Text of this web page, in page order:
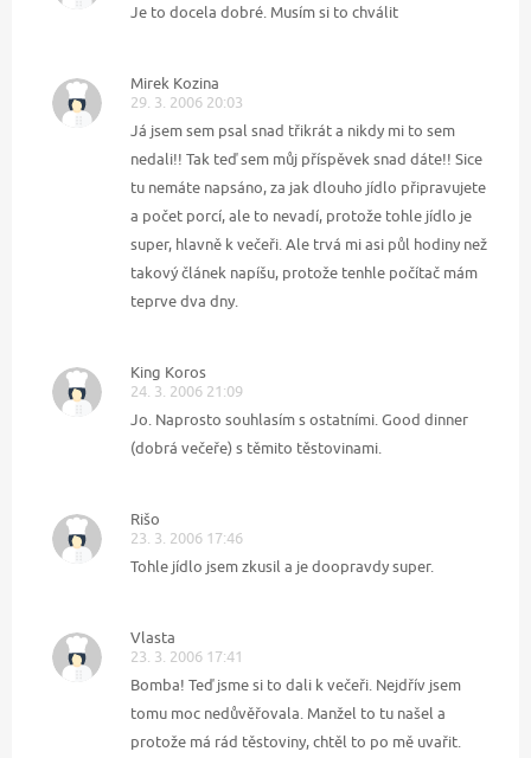
Je to docela dobré. Musím si to chválit
Mirek Kozina
29. 3. 2006 20:03
Já jsem sem psal snad třikrát a nikdy mi to sem
nedali!! Tak teď sem můj příspěvek snad dáte!! Sice
tu nemáte napsáno, za jak dlouho jídlo připravujete
a počet porcí, ale to nevadí, protože tohle jídlo je
super, hlavně k večeři. Ale trvá mi asi půl hodiny než
takový článek napíšu, protože tenhle počítač mám
teprve dva dny.
King Koros
24. 3. 2006 21:09
Jo. Naprosto souhlasím s ostatními. Good dinner
(dobrá večeře) s těmito těstovinami.
Rišo
23. 3. 2006 17:46
Tohle jídlo jsem zkusil a je doopravdy super.
Vlasta
23. 3. 2006 17:41
Bomba! Teď jsme si to dali k večeři. Nejdřív jsem
tomu moc nedůvěřovala. Manžel to tu našel a
protože má rád těstoviny, chtěl to po mě uvařit.